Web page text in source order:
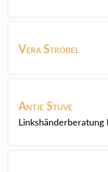
Vera Ströbel
Antje Stuve
Linkshänderberatung